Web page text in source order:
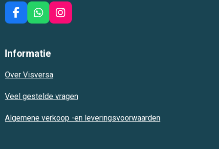
F
a
b
o
W
h
s
p
I
n
m
Informatie
Over Visversa
Veel gestelde vragen
Algemene verkoop -en leveringsvoorwaarden